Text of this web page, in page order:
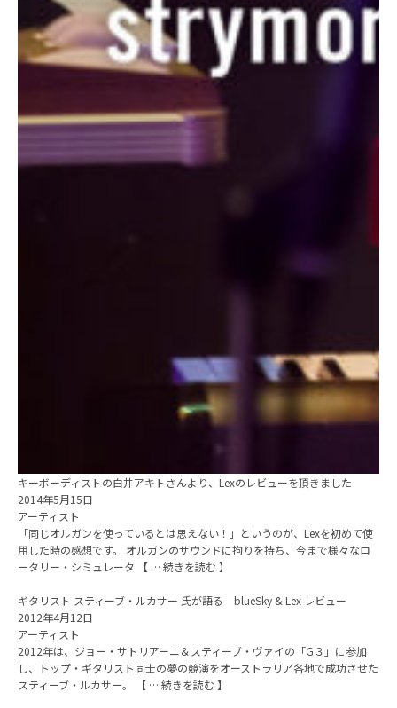
キーボーディストの白井アキトさんより、Lexのレビューを頂きました
2014年5月15日
アーティスト
「同じオルガンを使っているとは思えない！」というのが、Lexを初めて使
用した時の感想です。 オルガンのサウンドに拘りを持ち、今まで様々なロ
ータリー・シミュレータ 【 … 続きを読む 】
ギタリスト スティーブ・ルカサー 氏が語る blueSky & Lex レビュー
2012年4月12日
アーティスト
2012年は、ジョー・サトリアーニ＆スティーブ・ヴァイの「G３」に参加
し、トップ・ギタリスト同士の夢の競演をオーストラリア各地で成功させた
スティーブ・ルカサー。 【 … 続きを読む 】